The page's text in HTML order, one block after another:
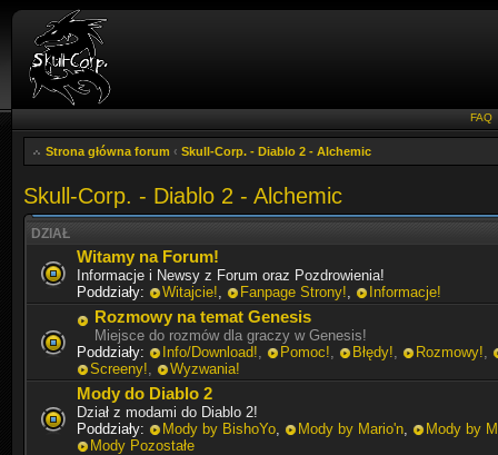
FAQ
Strona główna forum ‹ Skull-Corp. - Diablo 2 - Alchemic
Skull-Corp. - Diablo 2 - Alchemic
DZIAŁ
Witamy na Forum!
Informacje i Newsy z Forum oraz Pozdrowienia!
Poddziały:
Witajcie!, Fanpage Strony!, Informacje!
Rozmowy na temat Genesis
Miejsce do rozmów dla graczy w Genesis!
Poddziały:
Info/Download!, Pomoc!, Błędy!, Rozmowy!,
Screeny!, Wyzwania!
Mody do Diablo 2
Dział z modami do Diablo 2!
Poddziały:
Mody by BishoYo, Mody by Mario'n,
Mody by
Mody Pozostałe